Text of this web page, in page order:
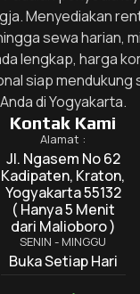
Menyediakan
sewa harian,
lengkap, harga
siap mendukung
Anda di Yogyakarta.
Kontak Kami
Alamat :
Jl. Ngasem No 62
Kadipaten, Kraton,
Yogyakarta 55132
( Hanya 5 Menit
dari Malioboro )
SENIN - MINGGU
Buka Setiap Hari